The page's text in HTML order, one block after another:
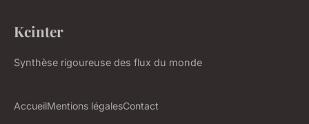
Kcinter
Synthèse rigoureuse des flux du monde
AccueilMentions légalesContact